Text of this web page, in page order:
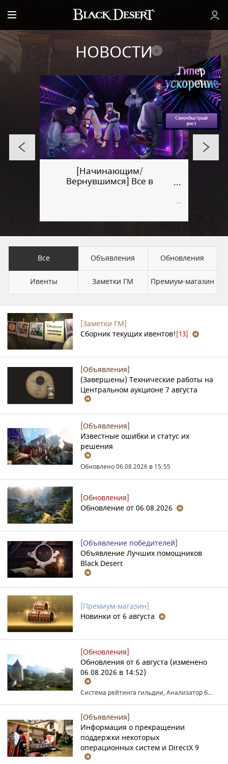
НОВОСТИ
[Начинающим/
Вернувшимся] Все в
Все Объявления Обновления
Ивенты Заметки ГМ Премиум-магазин
[Заметки ГМ]
Сборник текущих ивентов! [13]
[Объявления]
(Завершены) Технические работы на
Центральном аукционе 7 августа
[Объявления]
Известные ошибки и статус их
решения
Обновлено 06.08.2026 в 15:55
[Обновления]
Обновление от 06.08.2026
[Объявление победителей]
Объявление Лучших помощников
Black Desert
[Премиум-магазин]
Новинки от 6 августа
[Обновления]
Обновления от 6 августа (изменено
06.08.2026 в 14:52)
Система рейтинга гильдии, Анализатор боя Марни
[Объявления]
Информация о прекращении
поддержки некоторых
операционных систем и DirectX 9